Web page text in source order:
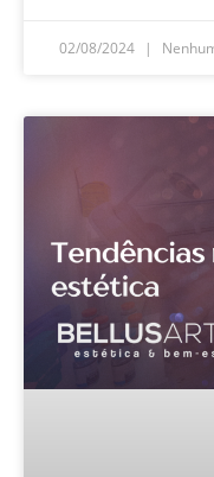
02/08/2024